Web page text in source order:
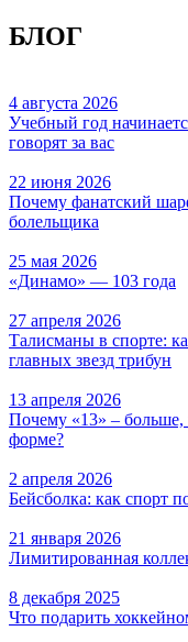
БЛОГ
4 августа 2026
Учебный год
говорят за вас
22 июня 2026
Почему фанатский
болельщика
25 мая 2026
«Динамо» — 103 года
27 апреля 2026
Талисманы в спорте:
главных звезд трибун
13 апреля 2026
Почему «13» – больше,
форме?
2 апреля 2026
Бейсболка: как спорт
21 января 2026
Лимитированная
8 декабря 2025
Что подарить